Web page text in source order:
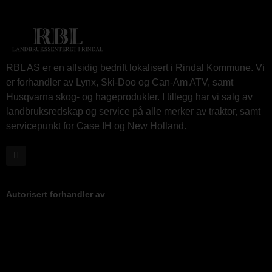
RBL AS er en allsidig bedrift lokalisert i Rindal Kommune. Vi
er forhandler av Lynx, Ski-Doo og Can-Am ATV, samt
Husqvarna skog- og hageprodukter. I tillegg har vi salg av
landbruksredskap og service på alle merker av traktor, samt
servicepunkt for Case IH og New Holland.
Autorisert forhandler av